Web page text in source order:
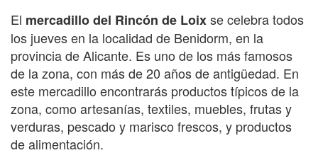
El mercadillo del Rincón de Loixse celebra todos
los jueves en la localidad de Benidorm, en la
provincia de Alicante. Es uno de los más famosos
de la zona, con más de 20 años de antigüedad. En
este mercadillo encontrarás productos típicos de la
zona, como artesanías, textiles, muebles, frutas y
verduras, pescado y marisco frescos, y productos
de alimentación.